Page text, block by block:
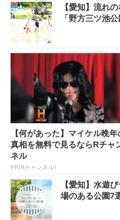
【愛知】流れ
「野方三ツ池公
【何があった】マイケル晩年
真相を無料で見るならRチャ
ネル
PR(Rチャンネル)
【愛知】水遊
場のある公園7